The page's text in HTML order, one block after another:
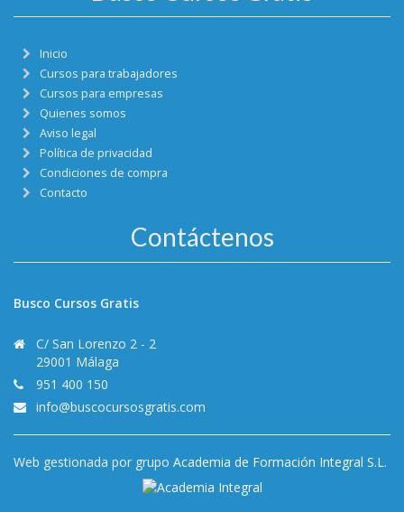
Inicio
Cursos para trabajadores
Cursos para empresas
Quienes somos
Aviso legal
Política de privacidad
Condiciones de compra
Contacto
Contáctenos
Busco Cursos Gratis
C/ San Lorenzo 2 - 2
29001 Málaga
951 400 150
info@buscocursosgratis.com
Web gestionada por grupo Academia de Formación Integral S.L.